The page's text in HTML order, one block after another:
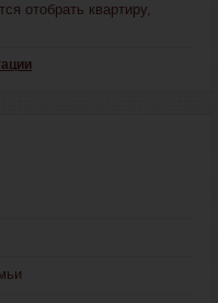
отобрать квартиру,